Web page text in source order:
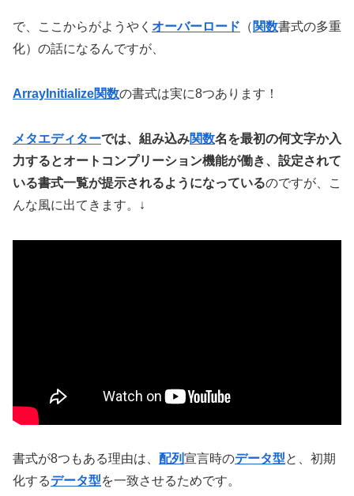
で、ここからがようやく オーバーロード （ 関数書式の多重
化）の話になるんですが、
ArrayInitialize関数の書式は実に8つあります！
メタエディターでは、組み込み関数名を最初の何文字か入
力するとオートコンプリーション機能が働き、設定されて
いる書式一覧が提示されるようになっているのですが、こ
んな風に出てきます。↓
書式が8つもある理由は、 配列宣言時のデータ型と、初期
化するデータ型を一致させるためです。